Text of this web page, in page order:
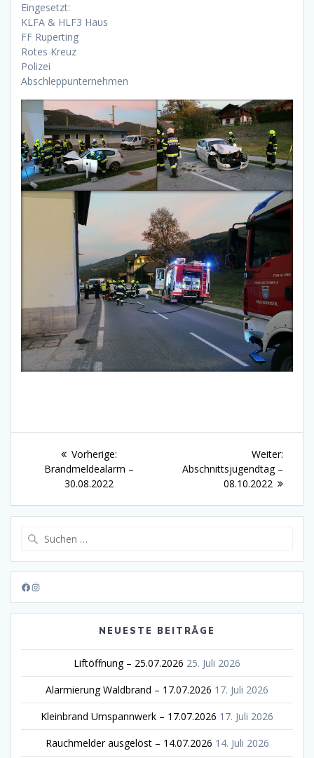
Eingesetzt:
KLFA & HLF3 Haus
FF Ruperting
Rotes Kreuz
Polizei
Abschleppunternehmen
Beitragsnavigation
Vorherige:Vorheriger
Beitrag:
Brandmeldealarm –
30.08.2022
Weiter:
Abschnittsjugendtag –
08.10.2022
Facebook
Instagram
NEUESTE BEITRÄGE
Liftöffnung – 25.07.2026 25. Juli 2026
Alarmierung Waldbrand – 17.07.2026 17. Juli 2026
Kleinbrand Umspannwerk – 17.07.2026 17. Juli 2026
Rauchmelder ausgelöst – 14.07.2026 14. Juli 2026